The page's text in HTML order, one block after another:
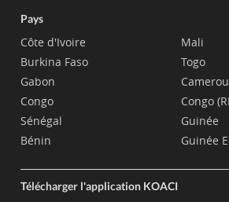
Pays
Côte d'Ivoire
Burkina Faso
Gabon
Congo
Sénégal
Bénin
Mali
Togo
Congo
Guinée
Guinée
Télécharger l'application KOACI